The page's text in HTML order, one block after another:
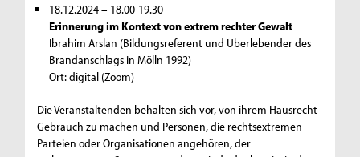
18.12.2024 – 18.00-19.30
Erinnerung im Kontext von extrem rechter Gewalt
Ibrahim Arslan (Bildungsreferent und Überlebender des
Brandanschlags in Mölln 1992)
Ort: digital (Zoom)
Die Veranstaltenden behalten sich vor, von ihrem Hausrecht
Gebrauch zu machen und Personen, die rechtsextremen
Parteien oder Organisationen angehören, der